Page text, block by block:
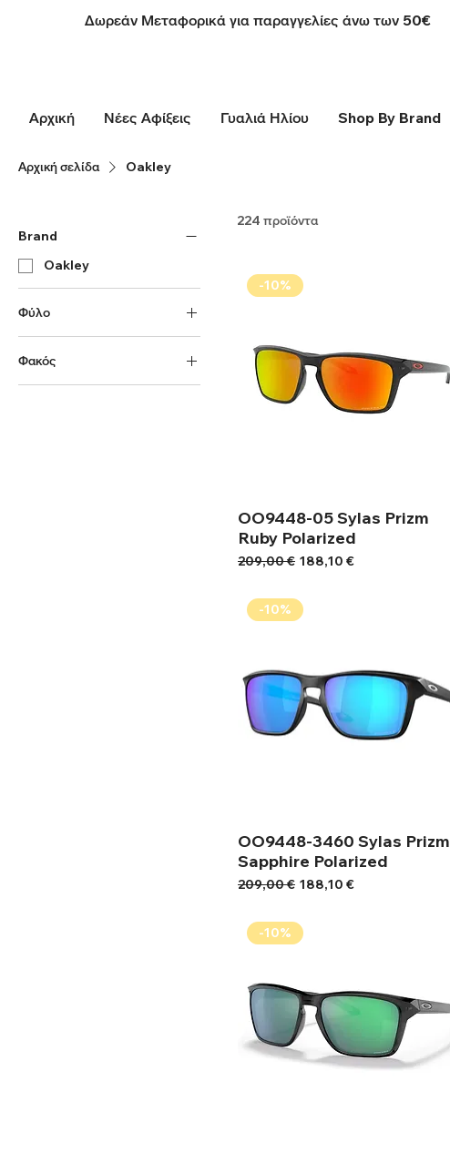
Δωρεάν Μεταφορικά για παραγγελίες άνω των 50€
Αρχική Νέες Αφίξεις Γυαλιά Ηλίου Shop By Brand
Αρχική σελίδα Oakley
Brand
Oakley
Φύλο
Ανδρικά
Φακός
Polarized
224 προϊόντα
-10%
OO9448-05 Sylas Prizm
Ruby Polarized
Κανονική τιμή
209,00 € Τιμή Έκπτωσης
188,10 €
-10%
OO9448-3460 Sylas Prizm
Sapphire Polarized
Κανονική τιμή
209,00 € Τιμή Έκπτωσης
188,10 €
-10%